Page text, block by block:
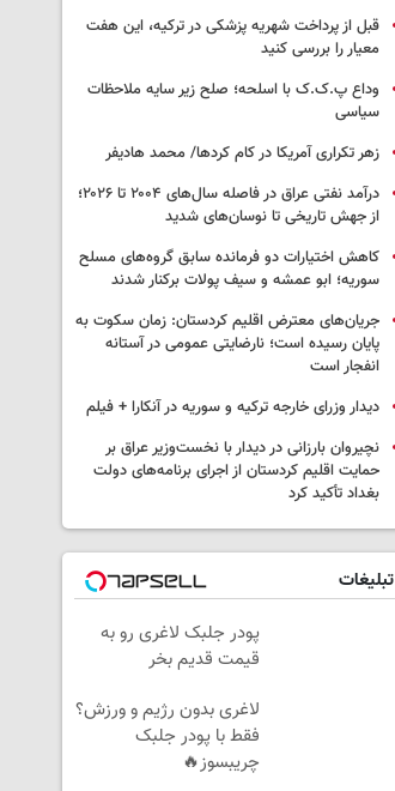
قبل از پرداخت شهریه پزشکی در ترکیه، این هفت
معیار را بررسی کنید
وداع پ.ک.ک با اسلحه؛ صلح زیر سایه ملاحظات
سیاسی
زهر تکراری آمریکا در کام کردها/ محمد هادیفر
درآمد نفتی عراق در فاصله سال‌های ۲۰۰۴ تا ۲۰۲۶؛
از جهش تاریخی تا نوسان‌های شدید
کاهش اختیارات دو فرمانده سابق گروه‌های مسلح
سوریه؛ ابو عمشه و سیف پولات برکنار شدند
جریان‌های معترض اقلیم کردستان: زمان سکوت به
پایان رسیده است؛ نارضایتی عمومی در آستانه
انفجار است
دیدار وزرای خارجه ترکیه و سوریه در آنکارا + فیلم
نچیروان بارزانی در دیدار با نخست‌وزیر عراق بر
حمایت اقلیم کردستان از اجرای برنامه‌های دولت
بغداد تأکید کرد
تبلیغات
پودر جلبک لاغری رو به
قیمت قدیم بخر
لاغری بدون رژیم و ورزش؟
فقط با پودر جلبک
چریبسوز🔥